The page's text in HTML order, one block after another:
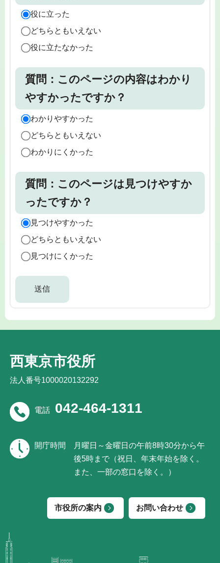
役に立った
どちらともいえない
役に立たなかった
質問：このページの内容はわかり
やすかったですか？
わかりやすかった
どちらともいえない
わかりにくかった
質問：このページは見つけやすか
ったですか？
見つけやすかった
どちらともいえない
見つけにくかった
西東京市役所
法人番号1000020132292
電話 042-464-1311
開庁時間
月曜日～金曜日の午前8時30分から午
後5時まで（祝日、年末年始を除く。
また、一部の窓口を除く。）
市役所の案内 お問い合わせ